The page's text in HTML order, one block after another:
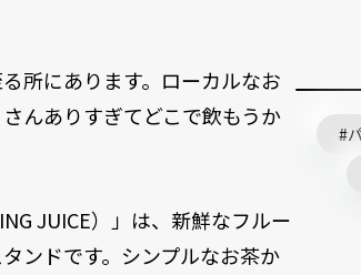
所にあります。ローカルなお
んありすぎてどこで飲もうか
JUICE）」は、新鮮なフルー
ンドです。シンプルなお茶か